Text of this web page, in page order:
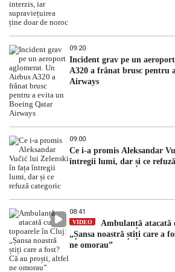
09:20
Incident grav pe un
A320 a frânat brusc pentru
Airways
09:00
Ce i-a promis Aleksandar
întregii lumi, dar și ce
08:41
VIDEO
Ambulanță atacată
„Șansa noastră știți care a
ne omorau”